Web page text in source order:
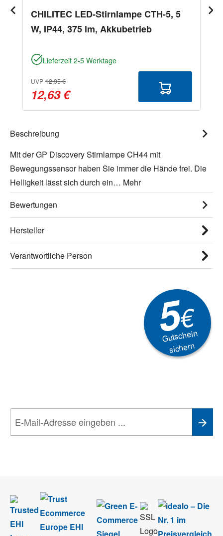
CHILITEC LED-Stirnlampe CTH-5, 5
W, IP44, 375 lm, Akkubetrieb
Lieferzeit 2-5 Werktage
UVP 12,95 €
12,63 €
Beschreibung
Mit der GP Discovery Stirnlampe CH44 mit
Bewegungssensor haben Sie immer die Hände frei. Die
Helligkeit lässt sich durch ein… Mehr
Bewertungen
Hersteller
Verantwortliche Person
5€
Gutschein
sichern